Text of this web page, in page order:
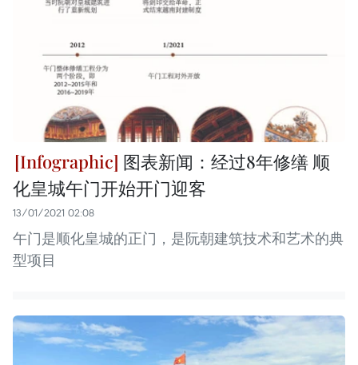
图表新闻：经过8年修缮 顺
化皇城午门开始开门迎客
13/01/2021 02:08
午门是顺化皇城的正门，是阮朝建筑技术和艺术的典
型项目